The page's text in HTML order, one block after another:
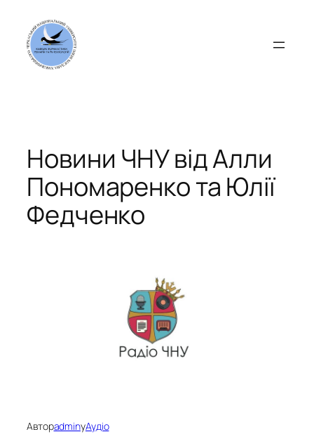
вмісту
Новини ЧНУ від Алли
Пономаренко та Юлії
Федченко
АвторadminуАудіо